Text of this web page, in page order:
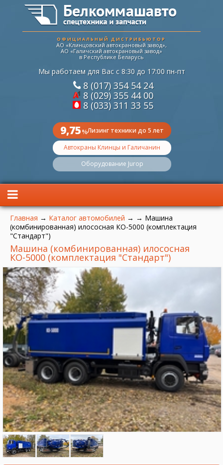
ОФИЦИАЛЬНЫЙ ДИСТРИБЬЮТОР
АО «Клинцовский автокрановый завод»,
АО «Галичский автокрановый завод»
в Республике Беларусь
Мы работаем для Вас с 8:30 до 17:00 пн-пт
8 (017) 354 54 24
8 (029) 355 44 00
8 (033) 311 33 55
9,75%Лизинг техники до 5 лет
Автокраны Клинцы и Галичанин
Оборудование Jurop
Вы здесь
Главная → Каталог автомобилей → → Машина
(комбинированная) илососная КО-5000 (комплектация
"Стандарт")
Машина (комбинированная) илососная
КО-5000 (комплектация "Стандарт")